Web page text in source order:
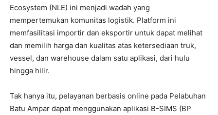
Ecosystem (NLE) ini menjadi wadah yang
mempertemukan komunitas logistik. Platform ini
memfasilitasi importir dan eksportir untuk dapat melihat
dan memilih harga dan kualitas atas ketersediaan truk,
vessel, dan warehouse dalam satu aplikasi, dari hulu
hingga hilir.
Tak hanya itu, pelayanan berbasis online pada Pelabuhan
Batu Ampar dapat menggunakan aplikasi B-SIMS (BP